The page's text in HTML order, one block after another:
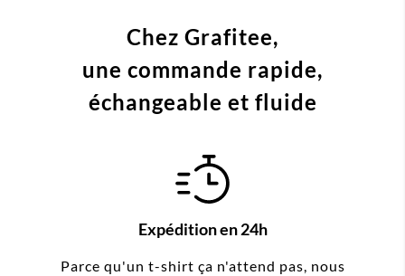
Chez Grafitee,
une commande rapide,
échangeable et fluide
Expédition en 24h
Parce qu'un t-shirt ça n'attend pas, nous